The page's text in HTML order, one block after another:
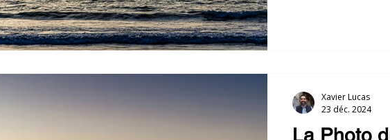
La Photo
Xavier Lucas
23 déc. 2024